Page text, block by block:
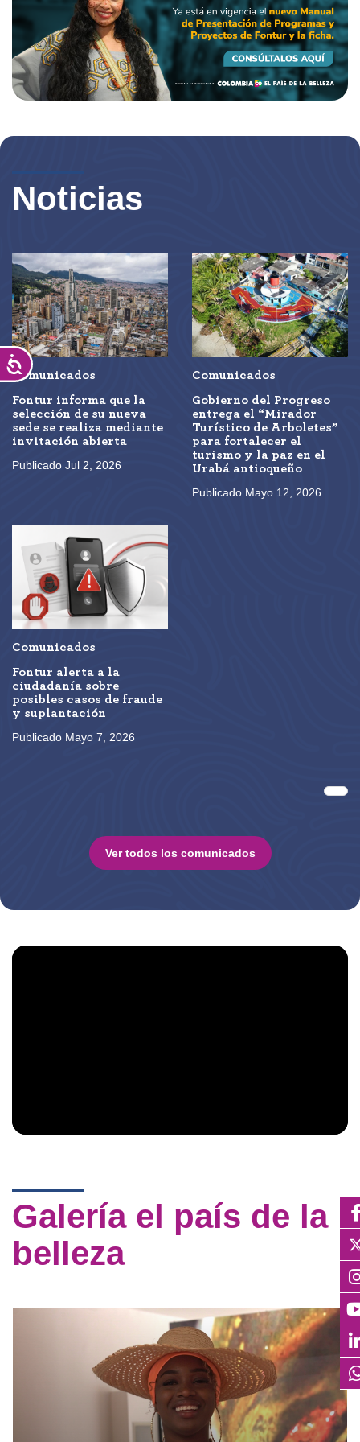
Accesibilidad
Noticias
Comunicados
Fontur informa que la
selección de su nueva
sede se realiza mediante
invitación abierta
Publicado Jul 2, 2026
Comunicados
Gobierno del Progreso
entrega el “Mirador
Turístico de Arboletes”
para fortalecer el
turismo y la paz en el
Urabá antioqueño
Publicado Mayo 12, 2026
Comunicados
Fontur alerta a la
ciudadanía sobre
posibles casos de fraude
y suplantación
Publicado Mayo 7, 2026
Ver todos los comunicados
Galería el país de la
belleza